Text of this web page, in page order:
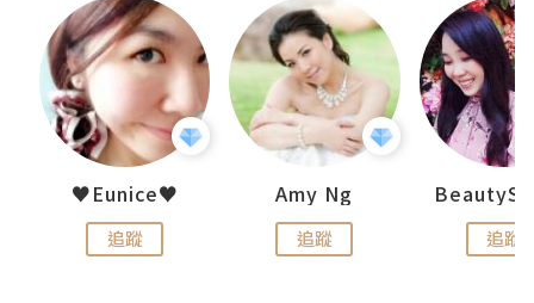
♥Eunice♥
追蹤
Amy Ng
追蹤 追蹤